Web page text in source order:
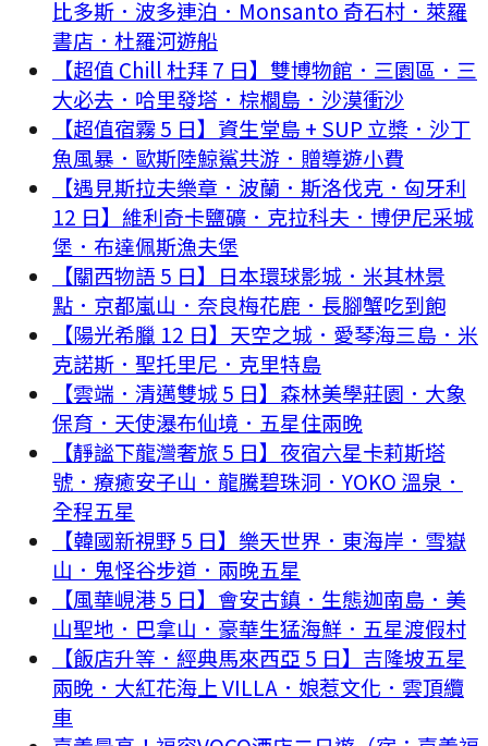
比多斯．波多連泊．Monsanto 奇石村．萊羅
書店．杜羅河遊船
【超值 Chill 杜拜 7 日】雙博物館．三園區．三
大必去．哈里發塔．棕櫚島．沙漠衝沙
【超值宿霧 5 日】資生堂島 + SUP 立槳．沙丁
魚風暴．歐斯陸鯨鯊共游．贈導遊小費
【遇見斯拉夫樂章．波蘭．斯洛伐克．匈牙利
12 日】維利奇卡鹽礦．克拉科夫．博伊尼采城
堡．布達佩斯漁夫堡
【關西物語 5 日】日本環球影城．米其林景
點．京都嵐山．奈良梅花鹿．長腳蟹吃到飽
【陽光希臘 12 日】天空之城．愛琴海三島．米
克諾斯．聖托里尼．克里特島
【雲端．清邁雙城 5 日】森林美學莊園．大象
保育．天使瀑布仙境．五星住兩晚
【靜謐下龍灣奢旅 5 日】夜宿六星卡莉斯塔
號．療癒安子山．龍騰碧珠洞．YOKO 溫泉．
全程五星
【韓國新視野 5 日】樂天世界．東海岸．雪嶽
山．鬼怪谷步道．兩晚五星
【風華峴港 5 日】會安古鎮．生態迦南島．美
山聖地．巴拿山．豪華生猛海鮮．五星渡假村
【飯店升等．經典馬來西亞 5 日】吉隆坡五星
兩晚．大紅花海上 VILLA．娘惹文化．雲頂纜
車